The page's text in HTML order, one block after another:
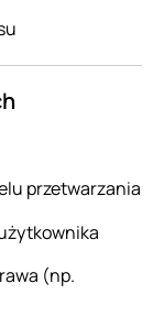
przetwarzania
(np.